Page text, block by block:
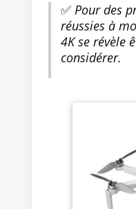
✅Pour des
réussies à
4K se révèle
considérer.